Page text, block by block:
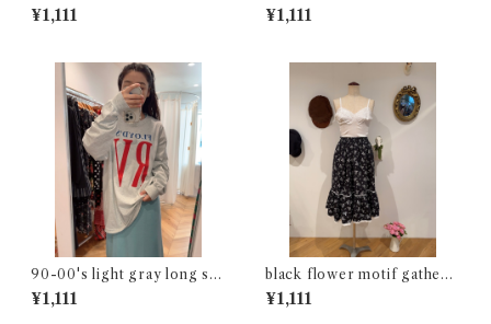
¥1,111 ¥1,111
90-00's light gray long sle
eve t-shirt
¥1,111
black flower motif gathere
d skirt
¥1,111